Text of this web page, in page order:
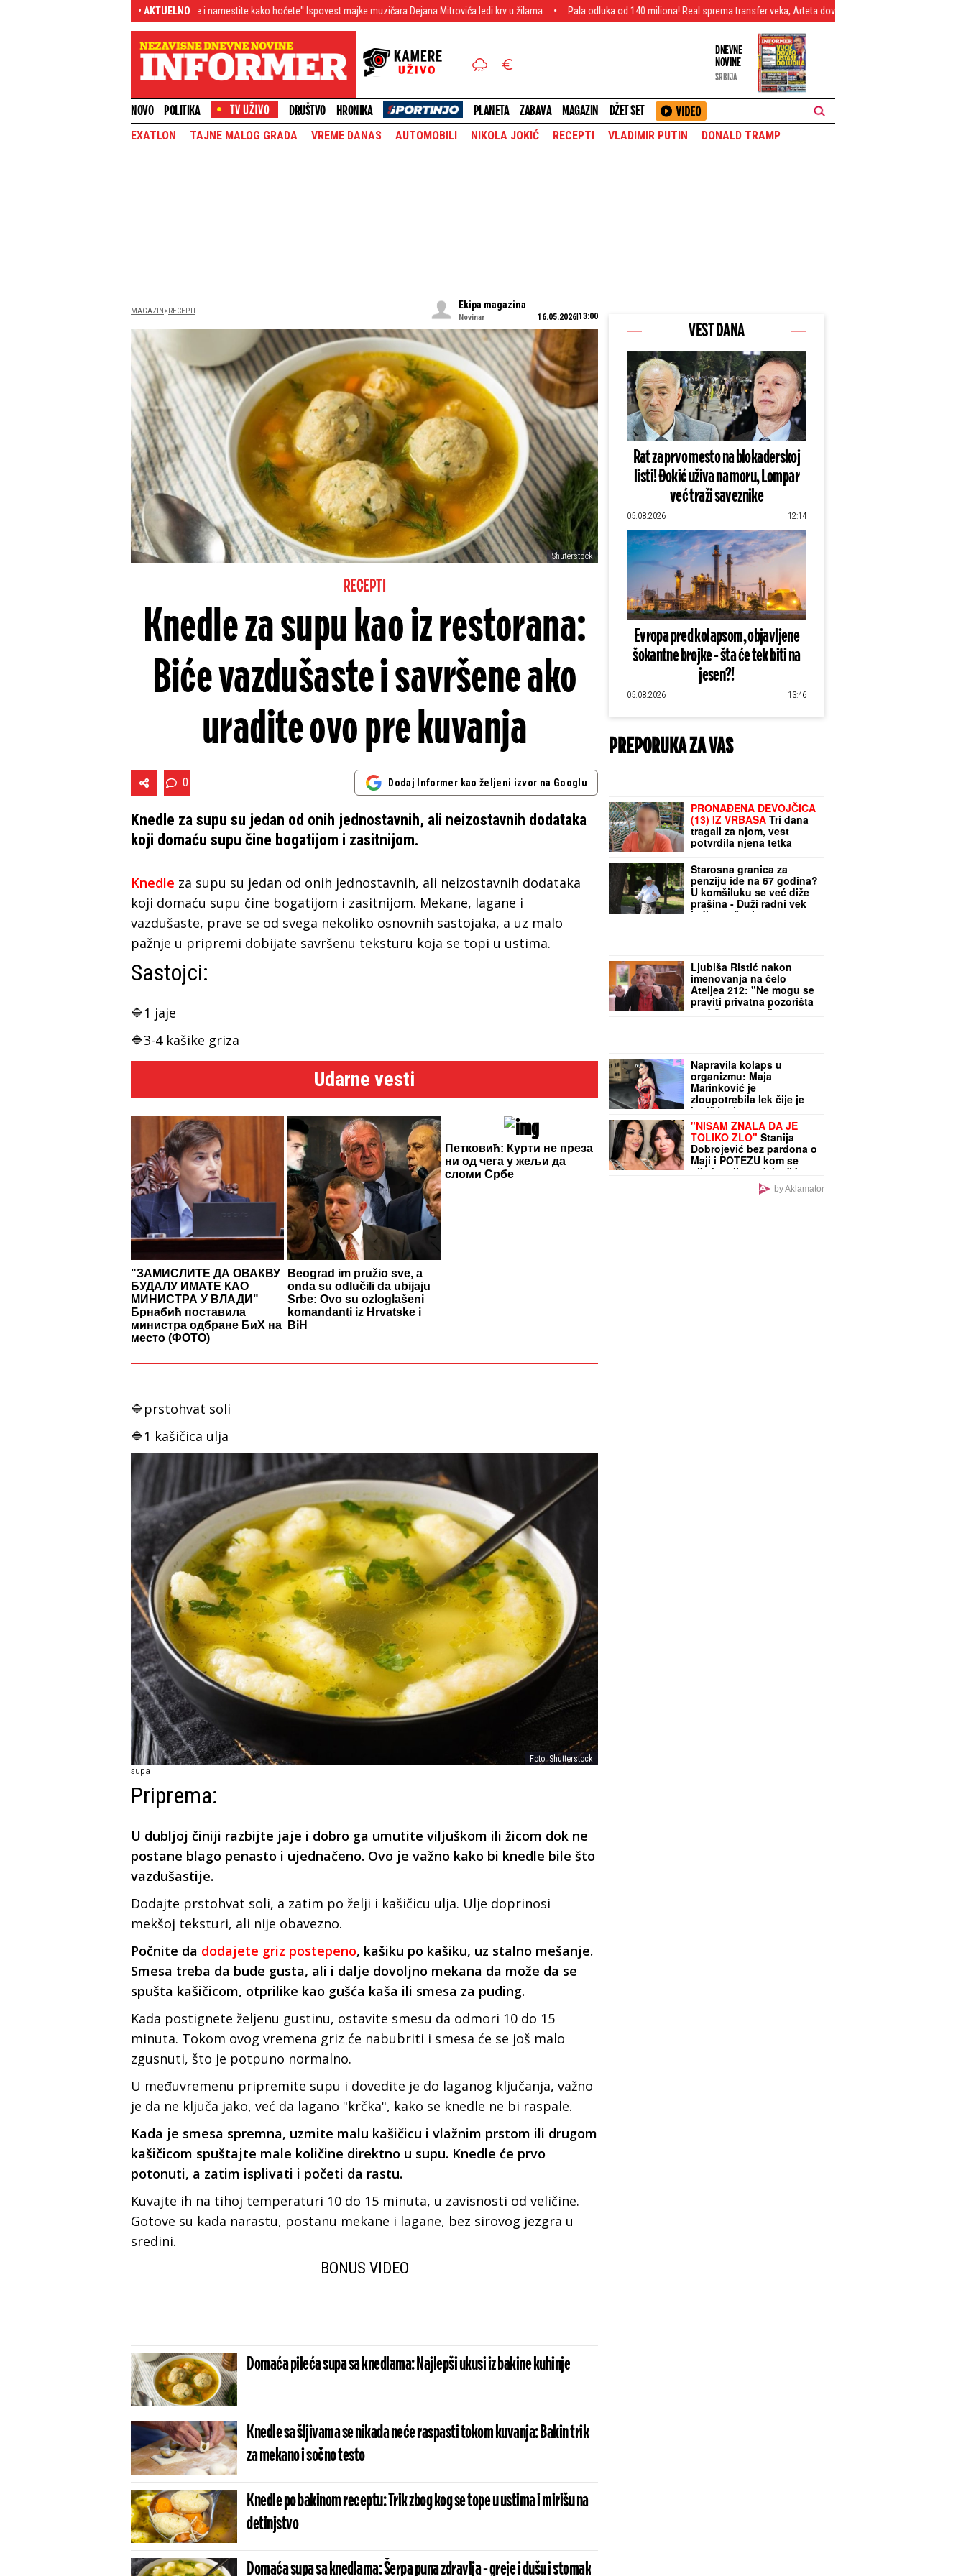
• AKTUELNO
telo ste mogli da savijete i namestite kako hoćete" Ispovest majke muzičara Dejana Mitrovića ledi krv u žilama Pala odluka od 140 miliona! Real sprema transfer veka, Arteta doveo pojačanje snova, Ovusu napustio "Marakanu"
DNEVNE
NOVINE
SRBIJA
NOVO POLITIKA DRUŠTVO HRONIKA PLANETA ZABAVA MAGAZIN DŽET SET
EXATLON TAJNE MALOG GRADA VREME DANAS AUTOMOBILI NIKOLA JOKIĆ RECEPTI VLADIMIR PUTIN DONALD TRAMP
MAGAZIN RECEPTI
Ekipa magazina
Novinar 16.05.2026 13:00
Shuterstock
RECEPTI
Knedle za supu kao iz restorana:
Biće vazdušaste i savršene ako
uradite ovo pre kuvanja
0 Dodaj Informer kao željeni izvor na Googlu
Knedle za supu su jedan od onih jednostavnih, ali neizostavnih dodataka
koji domaću supu čine bogatijom i zasitnijom.
Knedle za supu su jedan od onih jednostavnih, ali neizostavnih dodataka
koji domaću supu čine bogatijom i zasitnijom. Mekane, lagane i
vazdušaste, prave se od svega nekoliko osnovnih sastojaka, a uz malo
pažnje u pripremi dobijate savršenu teksturu koja se topi u ustima.
Sastojci:
🔷1 jaje
🔷3-4 kašike griza
Udarne vesti
"ЗАМИСЛИТЕ ДА ОВАКВУ
БУДАЛУ ИМАТЕ КАО
МИНИСТРА У ВЛАДИ"
Брнабић поставила
министра одбране БиХ на
место (ФОТО)
Beograd im pružio sve, a
onda su odlučili da ubijaju
Srbe: Ovo su ozloglašeni
komandanti iz Hrvatske i
BiH
Петковић: Курти не преза
ни од чега у жељи да
сломи Србе
🔷prstohvat soli
🔷1 kašičica ulja
Foto: Shutterstock
supa
Priprema:
U dubljoj činiji razbijte jaje i dobro ga umutite viljuškom ili žicom dok ne
postane blago penasto i ujednačeno. Ovo je važno kako bi knedle bile što
vazdušastije.
Dodajte prstohvat soli, a zatim po želji i kašičicu ulja. Ulje doprinosi
mekšoj teksturi, ali nije obavezno.
Počnite da dodajete griz postepeno, kašiku po kašiku, uz stalno mešanje.
Smesa treba da bude gusta, ali i dalje dovoljno mekana da može da se
spušta kašičicom, otprilike kao gušća kaša ili smesa za puding.
Kada postignete željenu gustinu, ostavite smesu da odmori 10 do 15
minuta. Tokom ovog vremena griz će nabubriti i smesa će se još malo
zgusnuti, što je potpuno normalno.
U međuvremenu pripremite supu i dovedite je do laganog ključanja, važno
je da ne ključa jako, već da lagano "krčka", kako se knedle ne bi raspale.
Kada je smesa spremna, uzmite malu kašičicu i vlažnim prstom ili drugom
kašičicom spuštajte male količine direktno u supu. Knedle će prvo
potonuti, a zatim isplivati i početi da rastu.
Kuvajte ih na tihoj temperaturi 10 do 15 minuta, u zavisnosti od veličine.
Gotove su kada narastu, postanu mekane i lagane, bez sirovog jezgra u
sredini.
BONUS VIDEO
Domaća pileća supa sa knedlama: Najlepši ukusi iz bakine kuhinje
Knedle sa šljivama se nikada neće raspasti tokom kuvanja: Bakin trik
za mekano i sočno testo
Knedle po bakinom receptu: Trik zbog kog se tope u ustima i mirišu na
detinjstvo
Domaća supa sa knedlama: Šerpa puna zdravlja - greje i dušu i stomak
VEST DANA
Rat za prvo mesto na blokaderskoj
listi! Đokić uživa na moru, Lompar
već traži saveznike
05.08.2026 12:14
Evropa pred kolapsom, objavljene
šokantne brojke - šta će tek biti na
jesen?!
05.08.2026 13:46
PREPORUKA ZA VAS
PRONAĐENA DEVOJČICA
(13) IZ VRBASA Tri dana
tragali za njom, vest
potvrdila njena tetka
Starosna granica za
penziju ide na 67 godina?
U komšiluku se već diže
prašina - Duži radni vek
jedino rešenje za
Ljubiša Ristić nakon
imenovanja na čelo
Ateljea 212: "Ne mogu se
praviti privatna pozorišta
za državne pare"
Napravila kolaps u
organizmu: Maja
Marinković je
zloupotrebila lek čije je
korišćenje strogo
propisano
"NISAM ZNALA DA JE
TOLIKO ZLO" Stanija
Dobrojević bez pardona o
Maji i POTEZU kom se
nikako nije nadala: "Ja se
pojavim u kupaćem, ONA
by Aklamator